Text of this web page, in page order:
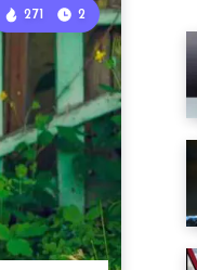
271 2